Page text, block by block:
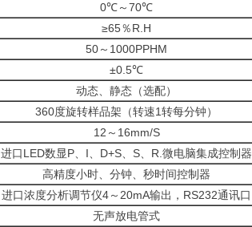
0℃～70℃
≥65％R.H
50～1000PPHM
±0.5℃
动态、静态（选配）
360度旋转样品架（转速1转每分钟）
12～16mm/S
进口LED数显P、I、D+S、S、R.微电脑集成控制器
高精度小时、分钟、秒时间控制器
进口浓度分析调节仪4～20mA输出，RS232通讯口
无声放电管式